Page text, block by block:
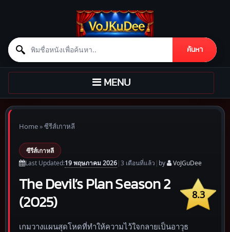
Search for:
ค้นหา
Skip to content
TOGGLE
NAVIGATION
MENU
Home»ซีรีส์เกาหลี
ซีรีส์เกาหลี
Last Updated:19 พฤษภาคม 2026|3 เดือนที่แล้ว | by VoJGuDee
8.3
The Devil’s Plan Season 2
(2025)
เกมวางแผนสุดโหดที่ทำให้ความไว้ใจกลายเป็นอาวุธ